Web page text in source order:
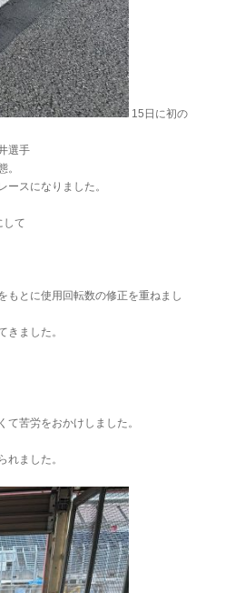
15日に初の
選手
。
スになりました。
して
もとに使用回転数の修正を重ねまし
ました。
苦労をおかけしました。
ました。